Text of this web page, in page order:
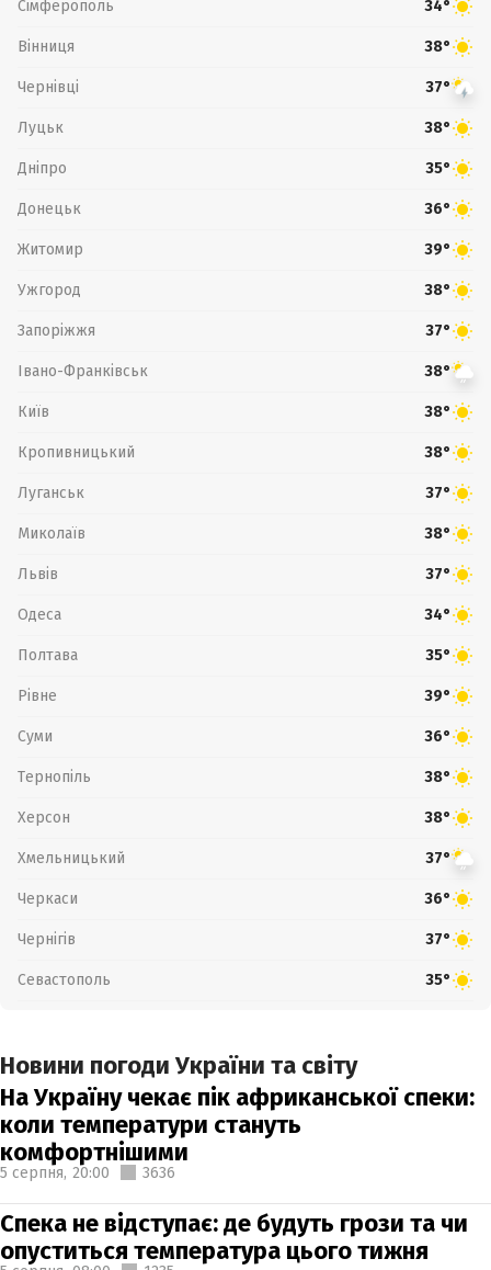
Сімферополь 34°
Вінниця 38°
Чернівці 37°
Луцьк 38°
Дніпро 35°
Донецьк 36°
Житомир 39°
Ужгород 38°
Запоріжжя 37°
Івано-Франківськ 38°
Київ 38°
Кропивницький 38°
Луганськ 37°
Миколаїв 38°
Львів 37°
Одеса 34°
Полтава 35°
Рівне 39°
Суми 36°
Тернопіль 38°
Херсон 38°
Хмельницький 37°
Черкаси 36°
Чернігів 37°
Севастополь 35°
Новини погоди України та світу
На Україну чекає пік африканської спеки:
коли температури стануть
комфортнішими
5 серпня, 20:00 3636
Спека не відступає: де будуть грози та чи
опуститься температура цього тижня